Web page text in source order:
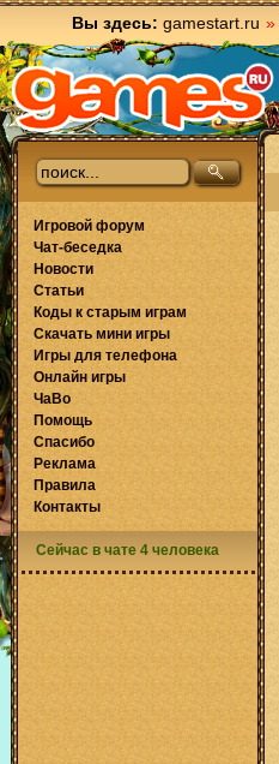
Вы здесь: gamestart.ru »
Игровой форум
Чат-беседка
Новости
Статьи
Коды к старым играм
Скачать мини игры
Игры для телефона
Онлайн игры
ЧаВо
Помощь
Спасибо
Реклама
Правила
Контакты
Сейчас в чате 4 человека